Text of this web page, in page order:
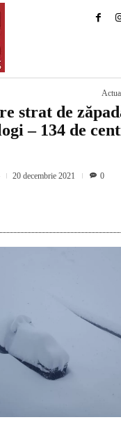
strat de
– 134 de
20 decembrie 2021 0